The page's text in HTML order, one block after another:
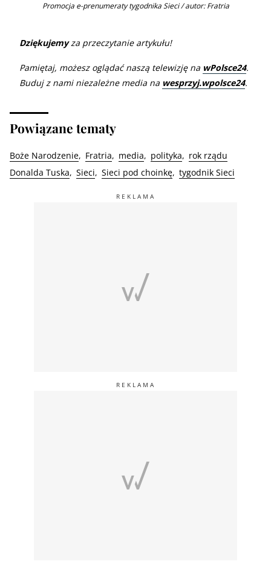
Promocja e-prenumeraty tygodnika Sieci / autor: Fratria
Dziękujemyza przeczytanie artykułu!
Pamiętaj, możesz oglądać naszą telewizję na wPolsce24.
Buduj z nami niezależne media na wesprzyj.wpolsce24.
Powiązane tematy
Boże Narodzenie Fratria media polityka
rok rządu
Donalda Tuska
Sieci Sieci pod choinkę tygodnik Sieci